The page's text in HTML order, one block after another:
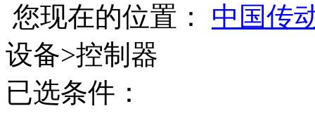
您现在的位置：
中国传
设备>控制器
已选条件：